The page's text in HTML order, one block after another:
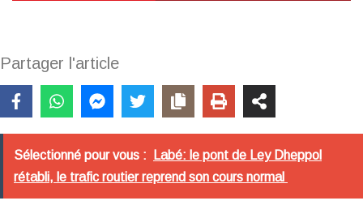
Partager l'article
Sélectionné pour vous :
Labé: le pont de Ley Dheppol
rétabli, le trafic routier reprend son cours normal